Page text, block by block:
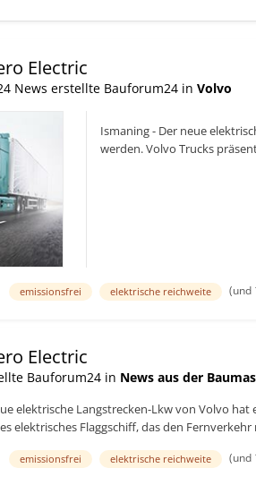
Electric
News erstellte Bauforum24 in Volvo
Ismaning - Der neue
werden. Volvo Trucks
emissionsfrei elektrische reichweite (und
Electric
Bauforum24 in News aus der
elektrische Langstrecken-Lkw von Volvo
elektrisches Flaggschiff, das den
emissionsfrei elektrische reichweite (und